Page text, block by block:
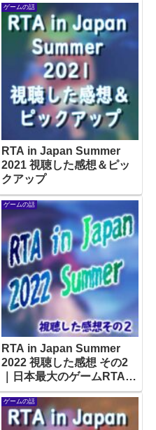
ゲームの話
RTA in Japan Summer
2021 視聴した感想＆ピッ
クアップ
ゲームの話
RTA in Japan Summer
2022 視聴した感想 その2
｜日本最大のゲームRTAイ
ベント
ゲームの話